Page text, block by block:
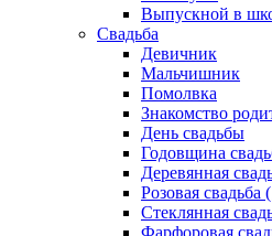
Выпускной в
Свадьба
Девичник
Мальчишник
Помолвка
Знакомство
День свадьбы
Годовщина
Деревянная
Розовая свадьба
Стеклянная
Фарфоровая